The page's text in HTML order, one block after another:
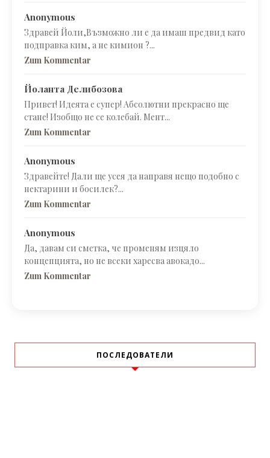
Anonymous
Здравей Йоли,Възможно ли е да имаш предвид като
подправка ким, а не кимион ?...
Zum Kommentar
Йоланта Делибозова
Привет! Идеята е супер! Абсолютни прекрасно ще
стане! Изобщо не се колебай. Мент...
Zum Kommentar
Anonymous
Здравейте! Дали ще усея да направя нещо подобно с
нектарини и босилек?...
Zum Kommentar
Anonymous
Да, давам си сметка, че променям изцяло
концепцията, но не всеки харесва авокадо...
Zum Kommentar
ПОСЛЕДОВАТЕЛИ